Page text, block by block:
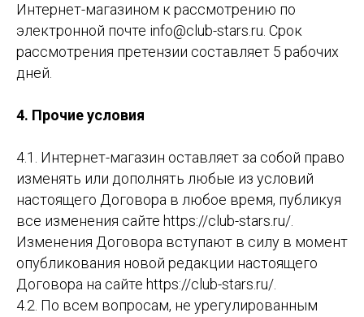
Интернет-магазином к рассмотрению по
электронной почте info@club-stars.ru. Срок
рассмотрения претензии составляет 5 рабочих
дней.
4. Прочие условия
4.1. Интернет-магазин оставляет за собой право
изменять или дополнять любые из условий
настоящего Договора в любое время, публикуя
все изменения сайте https://club-stars.ru/.
Изменения Договора вступают в силу в момент
опубликования новой редакции настоящего
Договора на сайте https://club-stars.ru/.
4.2. По всем вопросам, не урегулированным